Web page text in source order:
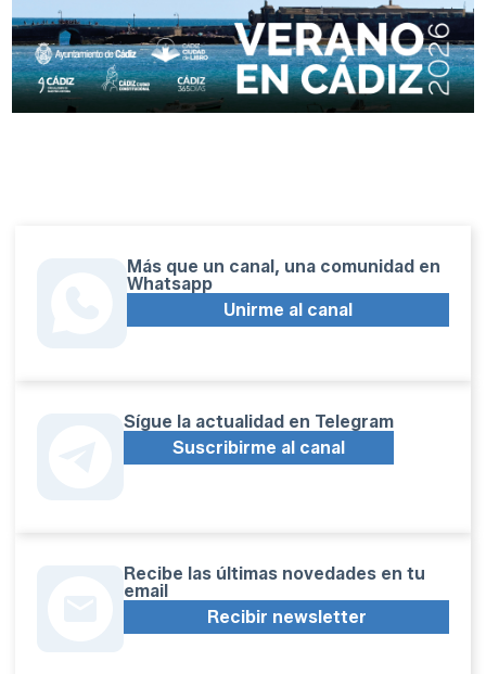
Más que un canal, una comunidad en
Whatsapp
Unirme al canal
Sígue la actualidad en Telegram
Suscribirme al canal
Recibe las últimas novedades en tu
email
Recibir newsletter